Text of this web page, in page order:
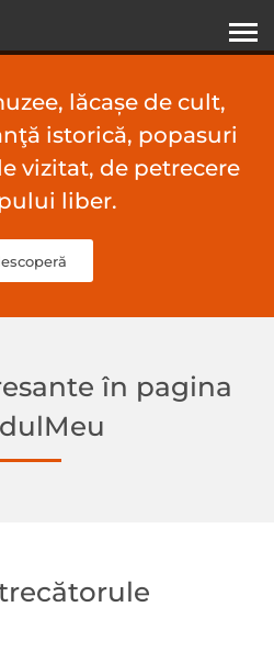
lăcașe de cult,
istorică, popasuri
vizitat, de petrecere
liber.
în pagina